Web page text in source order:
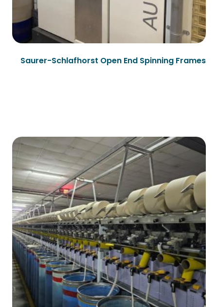
Saurer-Schlafhorst Open End Spinning Frames